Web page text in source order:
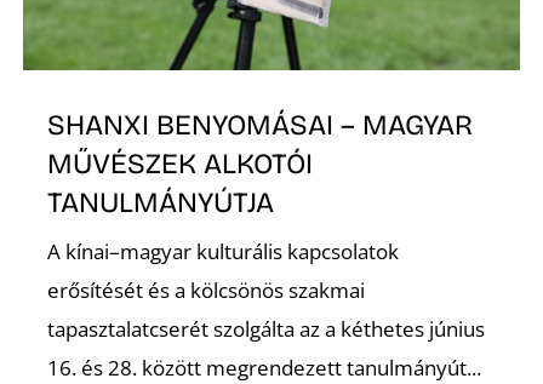
SHANXI BENYOMÁSAI – MAGYAR
MŰVÉSZEK ALKOTÓI
TANULMÁNYÚTJA
A kínai–magyar kulturális kapcsolatok
erősítését és a kölcsönös szakmai
tapasztalatcserét szolgálta az a kéthetes június
16. és 28. között megrendezett tanulmányút...